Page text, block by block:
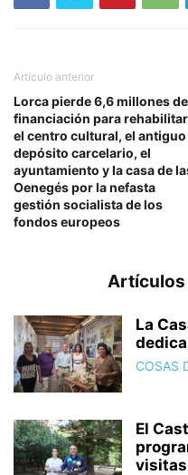
Artículo anterior
Lorca pierde 6,6 millones de
financiación para rehabilitar
el centro cultural, el antiguo
depósito carcelario, el
ayuntamiento y la casa de
Oenegés por la nefasta
gestión socialista de los
fondos europeos
Artículos
La
COSAS
El